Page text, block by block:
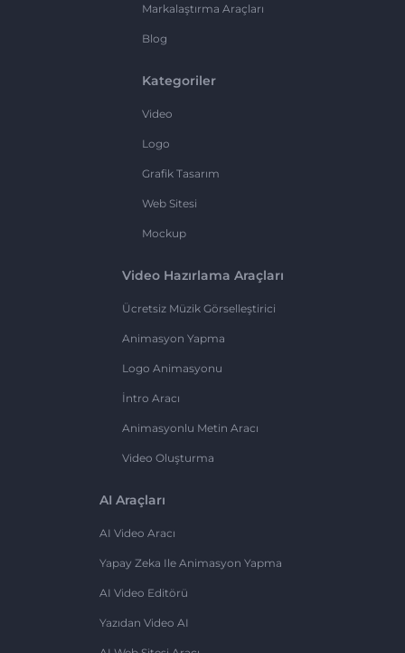
Markalaştırma Araçları
Blog
Kategoriler
Video
Logo
Grafik Tasarım
Web Sitesi
Mockup
Video Hazırlama Araçları
Ücretsiz Müzik Görselleştirici
Animasyon Yapma
Logo Animasyonu
İntro Aracı
Animasyonlu Metin Aracı
Video Oluşturma
AI Araçları
AI Video Aracı
Yapay Zeka Ile Animasyon Yapma
AI Video Editörü
Yazıdan Video AI